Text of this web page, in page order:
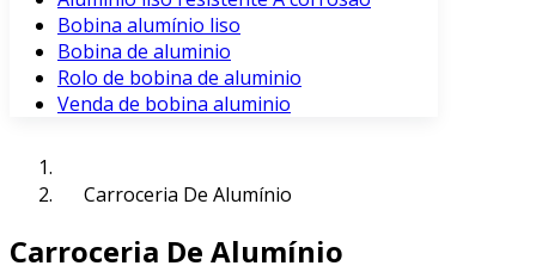
Bobina alumínio liso
Bobina de aluminio
Rolo de bobina de aluminio
Venda de bobina aluminio
Carroceria De Alumínio
Carroceria De Alumínio